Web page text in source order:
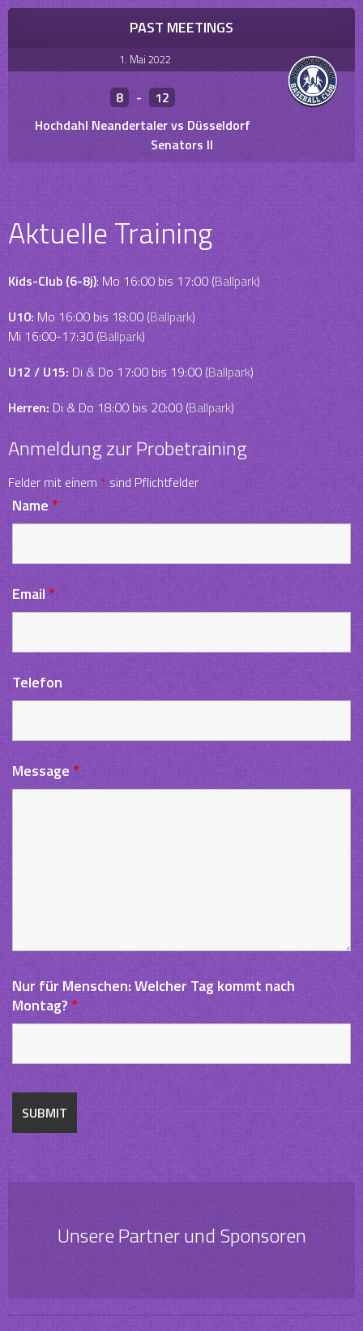
PAST MEETINGS
1. Mai 2022
8 -
12
Hochdahl Neandertaler vs Düsseldorf
Senators II
Aktuelle Training
Kids-Club (6-8j): Mo 16:00 bis 17:00 (Ballpark)
U10: Mo 16:00 bis 18:00 (Ballpark)
Mi 16:00-17:30 (Ballpark)
U12 / U15: Di & Do 17:00 bis 19:00 (Ballpark)
Herren:Di & Do 18:00 bis 20:00 (Ballpark)
Anmeldung zur Probetraining
Felder mit einem*sind Pflichtfelder
Name*
Email*
Telefon
Message *
Nur für Menschen: Welcher Tag kommt nach
Montag?*
Unsere Partner und Sponsoren